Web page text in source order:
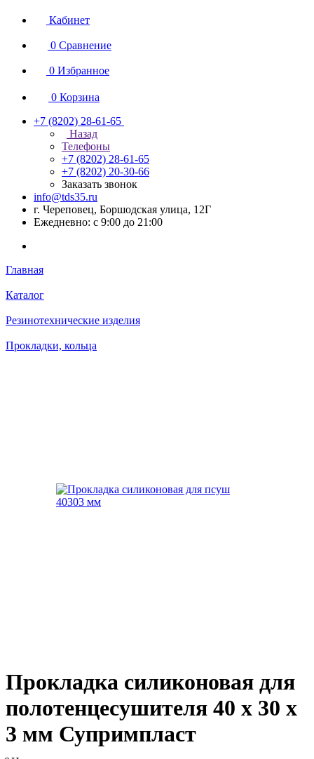
Кабинет
0 Сравнение
0 Избранное
0 Корзина
+7 (8202) 28‑61-65
Назад
Телефоны
+7 (8202) 28‑61-65
+7 (8202) 20‑30-66
Заказать звонок
info@tds35.ru
г. Череповец, Боршодская улица, 12Г
Ежедневно: с 9:00 до 21:00
Главная
Каталог
Резинотехнические изделия
Прокладки, кольца
Прокладка силиконовая для
полотенцесушителя 40 х 30 х
3 мм Супримпласт